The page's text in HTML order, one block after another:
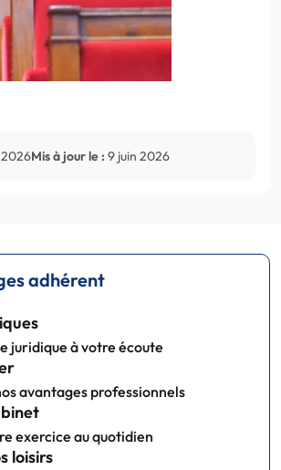
Mis à jour le : 9 juin 2026
adhérent
juridique à votre écoute
avantages professionnels
exercice au quotidien
loisirs